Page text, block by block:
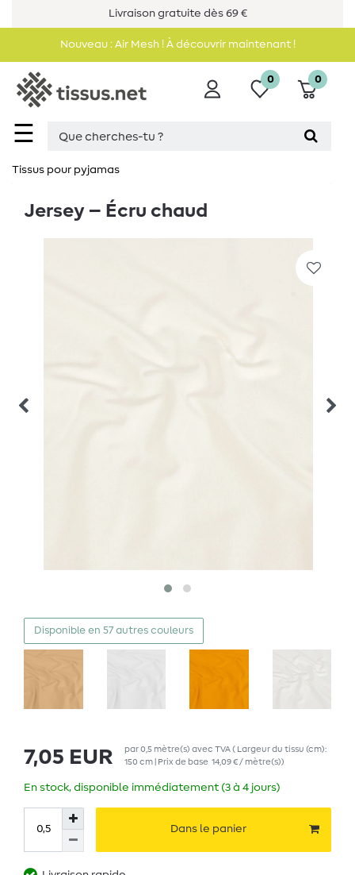
Livraison gratuite dès 69 €
Nouveau : Air Mesh ! À découvrir maintenant !
☰
0 0
Tissus pour pyjamas
Jersey – Écru chaud
Disponible en 57 autres couleurs
7,05 EUR par0,5 mètre(s) avec TVA( Largeur du tissu (cm):
150 cm | Prix de base 14,09 € / mètre(s))
En stock, disponible immédiatement (3 à 4 jours)
Dans le panier